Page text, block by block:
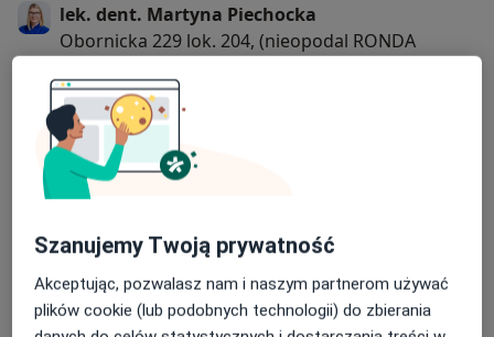
lek. dent. Martyna Piechocka
Obornicka 229 lok. 204, (nieopodal RONDA
ALDI,"Galeria Arkada"), 60-650 Poznań
10 powodów, by wybrać moją Stomatologię
• Wysokiej jakości usługi
• Wielu ekspertów z różnych dziedzin
stomatologii w jednym miejscu
• Przestronne gabinety
• Przyjazna atmosfera
Dowiedz się więcej
03/11/2021
Szanujemy Twoją prywatność
Akceptując, pozwalasz nam i naszym partnerom używać
plików cookie (lub podobnych technologii) do zbierania